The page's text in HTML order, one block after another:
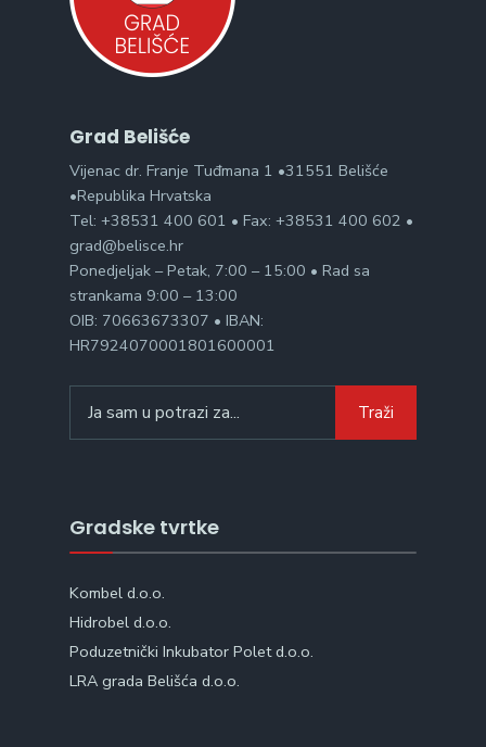
Grad Belišće
Vijenac dr. Franje Tuđmana 1 •31551 Belišće
•Republika Hrvatska
Tel: +38531 400 601 • Fax: +38531 400 602 •
grad@belisce.hr
Ponedjeljak – Petak, 7:00 – 15:00 • Rad sa
strankama 9:00 – 13:00
OIB: 70663673307 • IBAN:
HR7924070001801600001
for:
Traži
Gradske tvrtke
Kombel d.o.o.
Hidrobel d.o.o.
Poduzetnički Inkubator Polet d.o.o.
LRA grada Belišća d.o.o.